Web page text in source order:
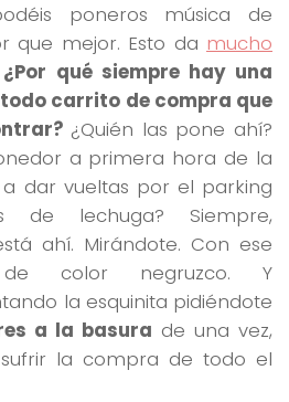
poneros música de
que mejor. Esto da mucho
¿Por qué siempre hay una
carrito de compra que
¿Quién las pone ahí?
a primera hora de la
dar vueltas por el parking
de lechuga? Siempre,
ahí. Mirándote. Con ese
color negruzco. Y
la esquinita pidiéndote
a la basura de una vez,
la compra de todo el